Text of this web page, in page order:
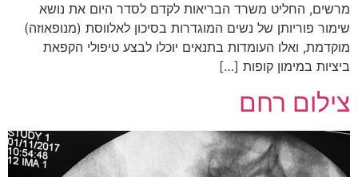
מרשים, החליט משרד הבריאות לקדם לסדר היום את נושא
שימור פוריותן של נשים המוגדרות בסיכון לאלווסת (מנופאוזה)
מוקדמת, ואלו העומדות בתנאים יוכלו לבצע טיפולי הקפאת
ביציות במימון קופות […]
צילום רחם